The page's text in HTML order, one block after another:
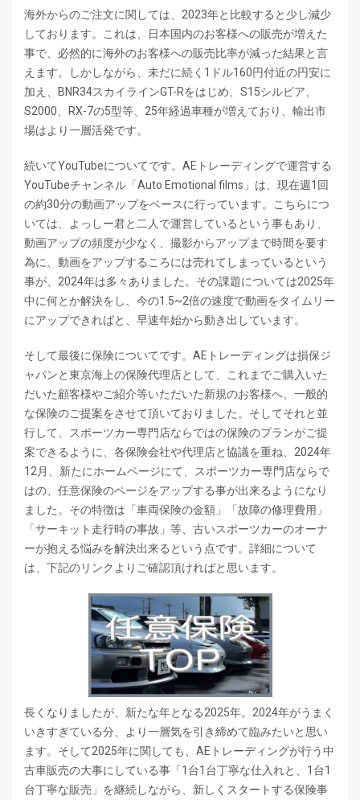
海外からのご注文に関しては、2023年と比較すると少し減少
しております。これは、日本国内のお客様への販売が増えた
事で、必然的に海外のお客様への販売比率が減った結果と言
えます。しかしながら、未だに続く1ドル160円付近の円安に
加え、BNR34スカイラインGT-Rをはじめ、S15シルビア、
S2000、RX-7の5型等、25年経過車種が増えており、輸出市
場はより一層活発です。
続いてYouTubeについてです。AEトレーディングで運営する
YouTubeチャンネル「Auto Emotional films」は、現在週1回
の約30分の動画アップをベースに行っています。こちらにつ
いては、よっしー君と二人で運営しているという事もあり、
動画アップの頻度が少なく、撮影からアップまで時間を要す
為に、動画をアップするころには売れてしまっているという
事が、2024年は多々ありました。その課題については2025年
中に何とか解決をし、今の1.5~2倍の速度で動画をタイムリー
にアップできればと、早速年始から動き出しています。
そして最後に保険についてです。AEトレーディングは損保ジ
ャパンと東京海上の保険代理店として、これまでご購入いた
だいた顧客様やご紹介等いただいた新規のお客様へ、一般的
な保険のご提案をさせて頂いておりました。そしてそれと並
行して、スポーツカー専門店ならではの保険のプランがご提
案できるように、各保険会社や代理店と協議を重ね、2024年
12月、新たにホームページにて、スポーツカー専門店ならで
はの、任意保険のページをアップする事が出来るようになり
ました。その特徴は「車両保険の金額」「故障の修理費用」
「サーキット走行時の事故」等、古いスポーツカーのオーナ
ーが抱える悩みを解決出来るという点です。詳細について
は、下記のリンクよりご確認頂ければと思います。
長くなりましたが、新たな年となる2025年。2024年がうまく
いきすぎている分、より一層気を引き締めて臨みたいと思い
ます。そして2025年に関しても、AEトレーディングが行う中
古車販売の大事にしている事「1台1台丁寧な仕入れと、1台1
台丁寧な販売」を継続しながら、新しくスタートする保険事